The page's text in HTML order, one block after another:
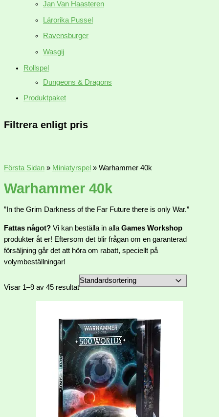
Jan Van Haasteren
Lärorika Pussel
Ravensburger
Wasgij
Rollspel
Dungeons & Dragons
Produktpaket
Filtrera enligt pris
Första Sidan » Miniatyrspel » Warhammer 40k
Warhammer 40k
”In the Grim Darkness of the Far Future there is only War.”
Fattas något? Vi kan beställa in alla Games Workshop
produkter åt er! Eftersom det blir frågan om en garanterad
försäljning går det att höra om rabatt, speciellt på
volymbeställningar!
Visar 1–9 av 45 resultat